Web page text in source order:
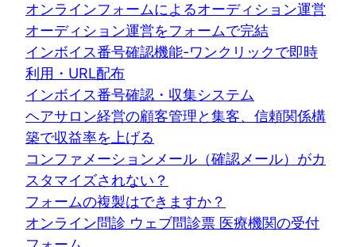
オンラインフォームによるオーディション運営
オーディション運営をフォームで完結
インボイス番号確認機能-ワンクリックで即時
利用・URL配布
インボイス番号確認・収集システム
ヘアサロン経営の顧客管理と集客、信頼関係構
築で収益率を上げる
コンファメーションメール（確認メール）がカ
スタマイズされない？
フォームの複製はできますか？
オンライン問診 ウェブ問診票 医療機関の受付